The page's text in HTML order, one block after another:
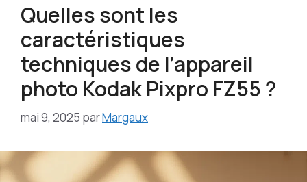
Quelles sont les
caractéristiques
techniques de l’appareil
photo Kodak Pixpro FZ55 ?
mai 9, 2025 parMargaux